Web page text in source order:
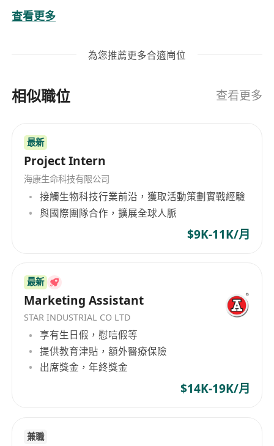
收集並分析用戶回饋、市場需求及行業發展趨
勢，挖掘用戶痛點與潛在需求，提出可行的產品
定義產品核心功能與特性，撰寫清晰完整的產品
一致。
產品符合市場需求與品牌調性。
協調跨部門資源，包含研發、設計、營銷與運營
團隊，推動產品從概念到上線的全流程執行與迭
代優化。
工作要求
具備3年以上產品經理相關經驗，有成功主導過
熟悉內地消費市場生態與用戶行為，對市場趨勢
具敏銳觀察力，能獨立完成競爭分析與需求研
判。
具備扎實的產品規劃與需求分析能力，擅長撰寫
產品需求文檔，並能以數據驅動決策。
具備良好的溝通協調能力，能有效整合多方意
查看更多
為您推薦更多合適崗位
相似職位 查看更多
最新
Project Intern
海康生命科技有限公司
接觸生物科技行業前沿，獲取活動策劃實戰經驗
與國際團隊合作，擴展全球人脈
$9K-11K/月
最新
Marketing Assistant
STAR INDUSTRIAL CO LTD
享有生日假，慰唁假等
提供教育津貼，額外醫療保險
出席獎金，年終獎金
$14K-19K/月
兼職